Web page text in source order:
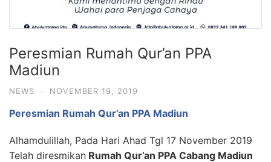
Peresmian Rumah Qur’an PPA
Madiun
NEWS · NOVEMBER 19, 2019
Peresmian Rumah Qur’an PPA Madiun
Alhamdulillah, Pada Hari Ahad Tgl 17 November 2019
Telah diresmikan Rumah Qur’an PPA Cabang Madiun